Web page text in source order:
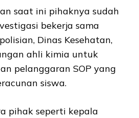
saat ini pihaknya sudah
bekerja sama
Dinas Kesehatan,
ahli kimia untuk
pelanggaran SOP yang
siswa.
pihak seperti kepala